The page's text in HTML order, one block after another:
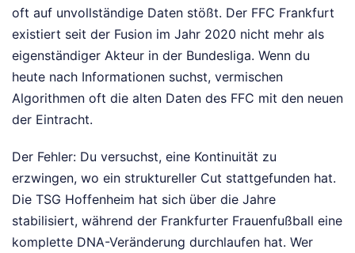
oft auf unvollständige Daten stößt. Der FFC Frankfurt
existiert seit der Fusion im Jahr 2020 nicht mehr als
eigenständiger Akteur in der Bundesliga. Wenn du
heute nach Informationen suchst, vermischen
Algorithmen oft die alten Daten des FFC mit den neuen
der Eintracht.
Der Fehler: Du versuchst, eine Kontinuität zu
erzwingen, wo ein struktureller Cut stattgefunden hat.
Die TSG Hoffenheim hat sich über die Jahre
stabilisiert, während der Frankfurter Frauenfußball eine
komplette DNA-Veränderung durchlaufen hat. Wer